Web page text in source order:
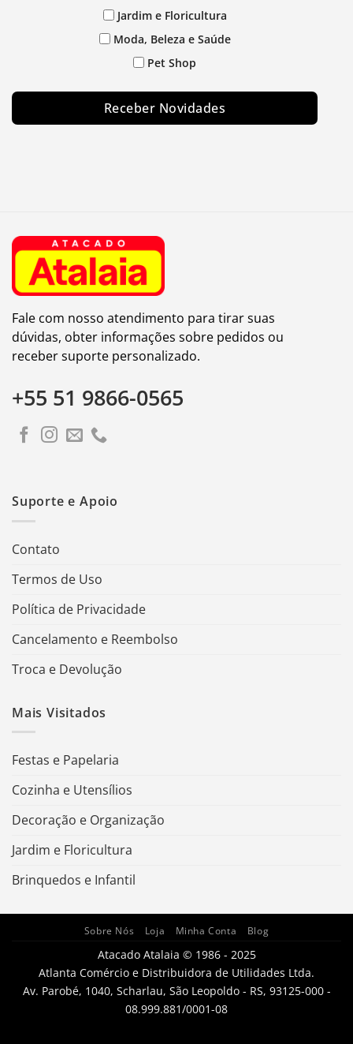
Jardim e Floricultura
Moda, Beleza e Saúde
Pet Shop
Receber Novidades
Fale com nosso atendimento para tirar suas
dúvidas, obter informações sobre pedidos ou
receber suporte personalizado.
+55 51 9866-0565
Suporte e Apoio
Contato
Termos de Uso
Política de Privacidade
Cancelamento e Reembolso
Troca e Devolução
Mais Visitados
Festas e Papelaria
Cozinha e Utensílios
Decoração e Organização
Jardim e Floricultura
Brinquedos e Infantil
Sobre Nós Loja Minha Conta Blog
Atacado Atalaia © 1986 - 2025
Atlanta Comércio e Distribuidora de Utilidades Ltda.
Av. Parobé, 1040, Scharlau, São Leopoldo - RS, 93125-000 -
08.999.881/0001-08